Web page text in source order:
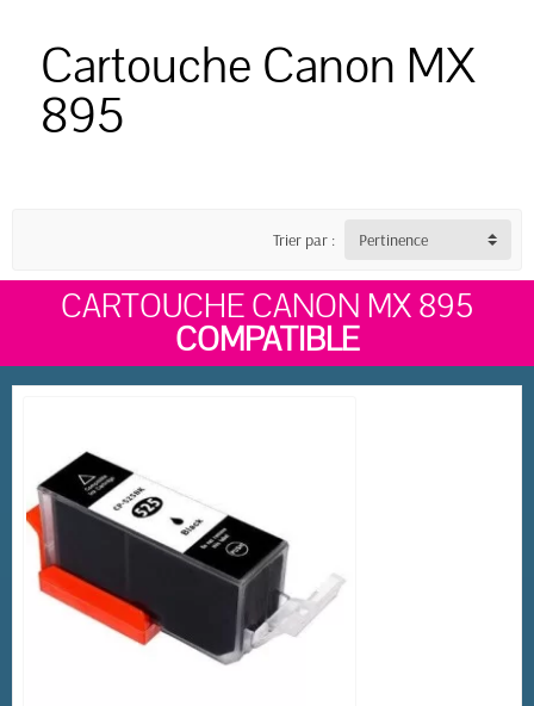
Cartouche Canon MX
895
Trier par : Pertinence
CARTOUCHE CANON MX 895
COMPATIBLE